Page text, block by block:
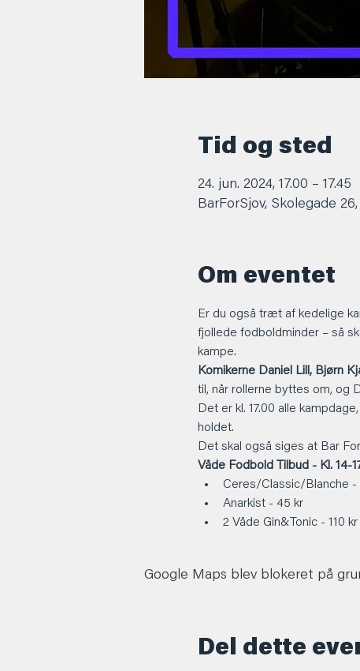
Tid og sted
24. jun. 2024, 17.00 – 17.45
BarForSjov, Skolegade
Om eventet
Er du også træt af kedelige
fjollede fodboldminder – så
kampe.
Komikerne Daniel Lill, Bjørn
til, når rollerne byttes om, og
Det er kl. 17.00 alle
holdet.
Det skal også siges at Bar
Våde Fodbold Tilbud - Kl. 14-
Ceres/Classic/Blanche -
Anarkist - 45 kr
2 Våde Gin&Tonic - 110 kr
Google Maps blev blokeret på
Del dette